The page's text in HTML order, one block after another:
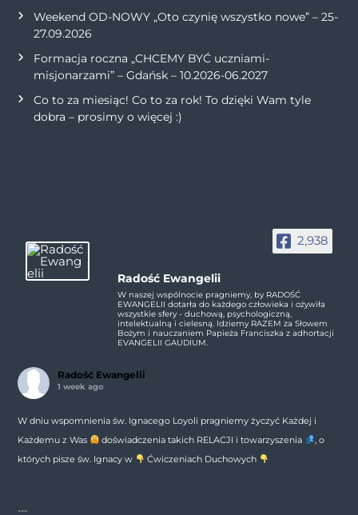
Weekend OD-NOWY „Oto czynię wszystko nowe” – 25-
27.09.2026
Formacja roczna „CHCEMY BYĆ uczniami-
misjonarzami” – Gdańsk – 10.2026-06.2027
Co to za miesiąc! Co to za rok! To dzięki Wam tyle
dobra – prosimy o więcej :)
2,938
Radość Ewangelii
W naszej wspólnocie pragniemy, by RADOŚĆ
EWANGELII dotarła do każdego człowieka i ożywiła
wszystkie sfery - duchową, psychologiczną,
intelektualną i cielesną. Idziemy RAZEM za Słowem
Bożym i nauczaniem Papieża Franciszka z adhortacji
EVANGELII GAUDIUM.
Radość Ewangelii
1 week ago
W dniu wspomnienia św. Ignacego Loyoli pragniemy życzyć Każdej i
Każdemu z Was
doświadczenia takich RELACJI i towarzyszenia
, o
których pisze św. Ignacy w
Ćwiczeniach Duchowych
---